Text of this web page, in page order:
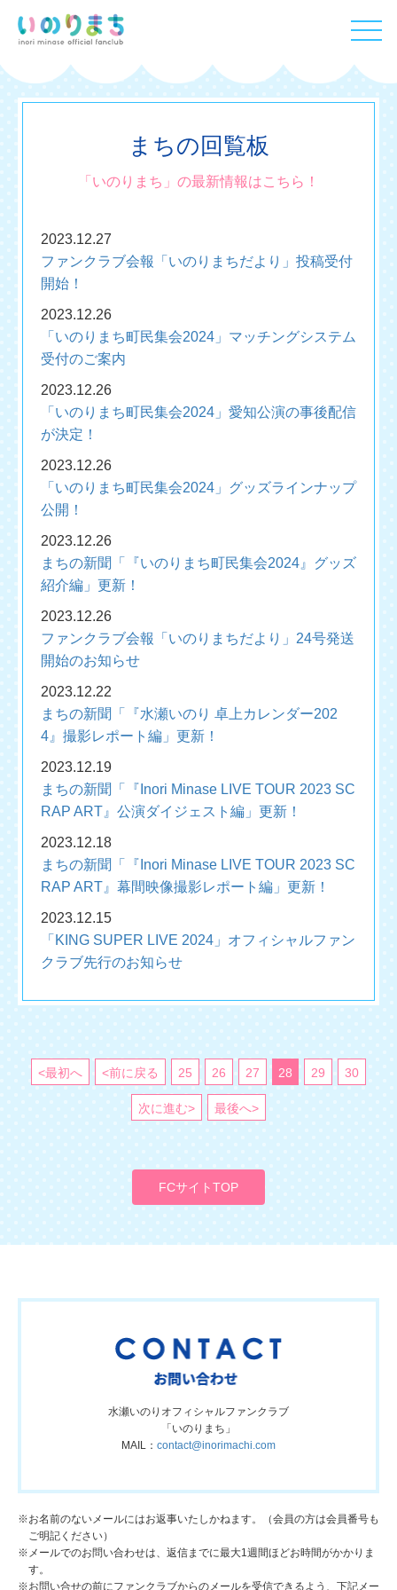
まちの回覧板
「いのりまち」の最新情報はこちら！
2023.12.27
ファンクラブ会報「いのりまちだより」投稿受付
開始！
2023.12.26
「いのりまち町民集会2024」マッチングシステム
受付のご案内
2023.12.26
「いのりまち町民集会2024」愛知公演の事後配信
が決定！
2023.12.26
「いのりまち町民集会2024」グッズラインナップ
公開！
2023.12.26
まちの新聞「『いのりまち町民集会2024』グッズ
紹介編」更新！
2023.12.26
ファンクラブ会報「いのりまちだより」24号発送
開始のお知らせ
2023.12.22
まちの新聞「『水瀬いのり 卓上カレンダー202
4』撮影レポート編」更新！
2023.12.19
まちの新聞「『Inori Minase LIVE TOUR 2023 SC
RAP ART』公演ダイジェスト編」更新！
2023.12.18
まちの新聞「『Inori Minase LIVE TOUR 2023 SC
RAP ART』幕間映像撮影レポート編」更新！
2023.12.15
「KING SUPER LIVE 2024」オフィシャルファン
クラブ先行のお知らせ
<最初へ <前に戻る 25 26 27 28 29 30
次に進む> 最後へ>
FCサイトTOP
水瀬いのりオフィシャルファンクラブ
「いのりまち」
MAIL： contact@inorimachi.com
※お名前のないメールにはお返事いたしかねます。（会員の方は会員番号も
ご明記ください）
※メールでのお問い合わせは、返信までに最大1週間ほどお時間がかかりま
す。
※お問い合せの前にファンクラブからのメールを受信できるよう、下記メー